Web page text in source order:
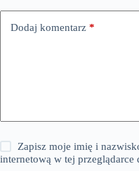
Dodaj komentarz *
Zapisz moje imię i
internetową w tej przeglądarce